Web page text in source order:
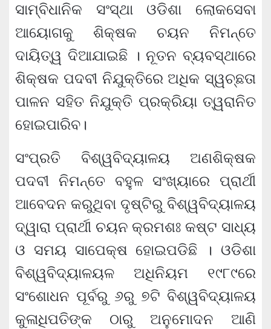
ସାମ୍ବିଧାନିକ ସଂସ୍ଥା ଓଡିଶା ଲୋକସେବା
ଆୟୋଗକୁ ଶିକ୍ଷକ ଚୟନ ନିମନ୍ତେ
ଦାୟିତ୍ୱ ଦିଆଯାଇଛି । ନୂତନ ବ୍ୟବସ୍ଥାରେ
ଶିକ୍ଷକ ପଦବୀ ନିଯୁକ୍ତିରେ ଅଧିକ ସ୍ୱଚ୍ଛତା
ପାଳନ ସହିତ ନିଯୁକ୍ତି ପ୍ରକ୍ରିୟା ତ୍ୱରାନିତ
ହୋଇପାରିବ।
ସଂପ୍ରତି ବିଶ୍ୱବିଦ୍ୟାଳୟ ଅଣଶିକ୍ଷକ
ପଦବୀ ନିମନ୍ତେ ବହୁଳ ସଂଖ୍ୟାରେ ପ୍ରାର୍ଥୀ
ଆବେଦନ କରୁଥିବା ଦୃଷ୍ଟିରୁ ବିଶ୍ୱବିଦ୍ୟାଳୟ
ଦ୍ୱାରା ପ୍ରାର୍ଥୀ ଚୟନ କ୍ରମଶଃ କଷ୍ଟ ସାଧ୍ୟ
ଓ ସମୟ ସାପେକ୍ଷ ହୋଇପଡିଛି । ଓଡିଶା
ବିଶ୍ୱବିଦ୍ୟାଳୟଳ ଅଧିନିୟମ ୧୯୮୯ରେ
ସଂଶୋଧନ ପୂର୍ବରୁ ୬ରୁ ୭ଟି ବିଶ୍ୱବିଦ୍ୟାଳୟ
କୁଳାଧିପତିଙ୍କ ଠାରୁ ଅନୁମୋଦନ ଆଣି